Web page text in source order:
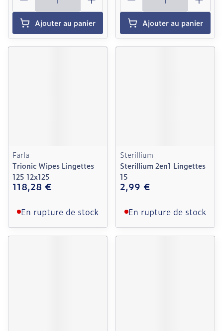
Ajouter au panier Ajouter au panier
Farla
Trionic Wipes Lingettes
125 12x125
118,28 €
En rupture de stock
Sterillium
Sterillium 2en1 Lingettes
15
2,99 €
En rupture de stock